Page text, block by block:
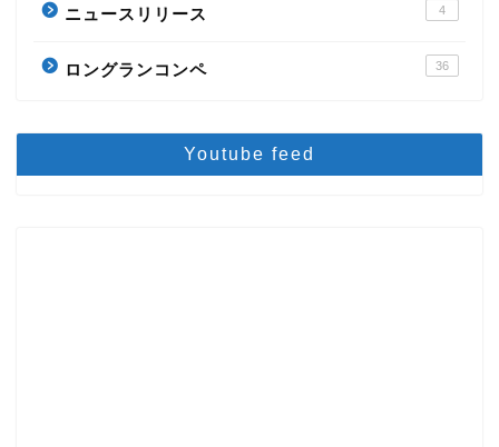
ニュースリリース 4
ロングランコンペ 36
Youtube feed